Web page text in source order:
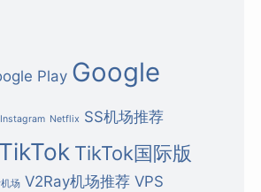
Play Google
Instagram Netflix SS机场推荐
TikTok TikTok国际版
场 V2Ray机场推荐 VPS